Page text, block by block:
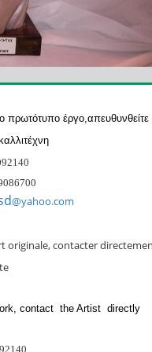
πρωτότυπο έργο,απευθυνθείτε
@yahoo.com
originale,contacter
contact the Artist directly